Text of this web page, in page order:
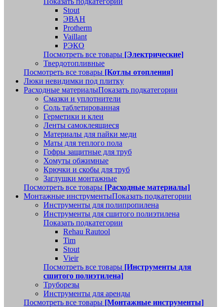
Stout
ЭВАН
Protherm
Vaillant
РЭКО
Посмотреть все товары [Электрические]
Твердотопливные
Посмотреть все товары [Котлы отопления]
Люки невидимки под плитку
Расходные материалыПоказать подкатегории
Смазки и уплотнители
Соль таблетированная
Герметики и клеи
Ленты самоклеящиеся
Материалы для пайки меди
Маты для теплого пола
Гофры защитные для труб
Хомуты обжимные
Крючки и скобы для труб
Заглушки монтажные
Посмотреть все товары [Расходные материалы]
Монтажные инструментыПоказать подкатегории
Инструменты для полипропилена
Инструменты для сшитого полиэтилена
Показать подкатегории
Rehau Rautool
Tim
Stout
Vieir
Посмотреть все товары [Инструменты для
сшитого полиэтилена]
Труборезы
Инструменты для аренды
Посмотреть все товары [Монтажные инструменты]